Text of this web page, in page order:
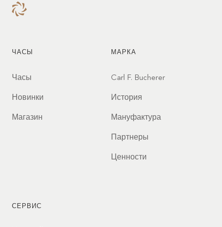
ЧАСЫ
Часы
Новинки
Магазин
МАРКА
Carl F. Bucherer
История
Мануфактура
Партнеры
Ценности
СЕРВИС